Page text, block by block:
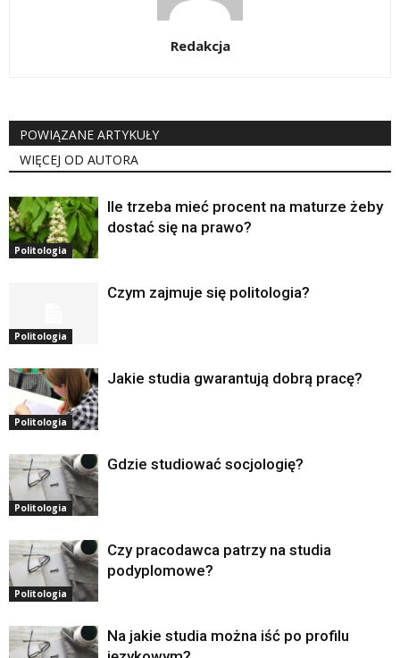
Redakcja
POWIĄZANE ARTYKUŁY
WIĘCEJ OD AUTORA
Politologia
Ile trzeba mieć procent na maturze żeby
dostać się na prawo?
Politologia
Czym zajmuje się politologia?
Politologia
Jakie studia gwarantują dobrą pracę?
Politologia
Gdzie studiować socjologię?
Politologia
Czy pracodawca patrzy na studia
podyplomowe?
Na jakie studia można iść po profilu